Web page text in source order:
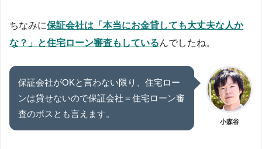
ちなみに保証会社は「本当にお金貸しても大丈夫な人か
な？」と住宅ローン審査もしているんでしたね。
保証会社がOKと言わない限り、住宅ロー
ンは貸せないので保証会社＝住宅ローン審
査のボスとも言えます。
小森谷